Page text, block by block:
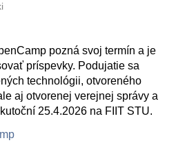
pozná svoj termín a je
príspevky. Podujatie sa
technológii, otvoreného
aj otvorenej verejnej správy a
25.4.2026 na FIIT STU.